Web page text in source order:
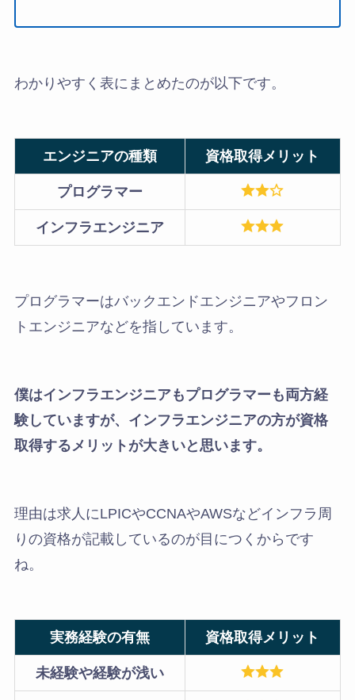
わかりやすく表にまとめたのが以下です。
エンジニアの種類 資格取得メリット
プログラマー
インフラエンジニア
プログラマーはバックエンドエンジニアやフロン
トエンジニアなどを指しています。
僕はインフラエンジニアもプログラマーも両方経
験していますが、インフラエンジニアの方が資格
取得するメリットが大きいと思います。
理由は求人にLPICやCCNAやAWSなどインフラ周
りの資格が記載しているのが目につくからです
ね。
実務経験の有無 資格取得メリット
未経験や経験が浅い